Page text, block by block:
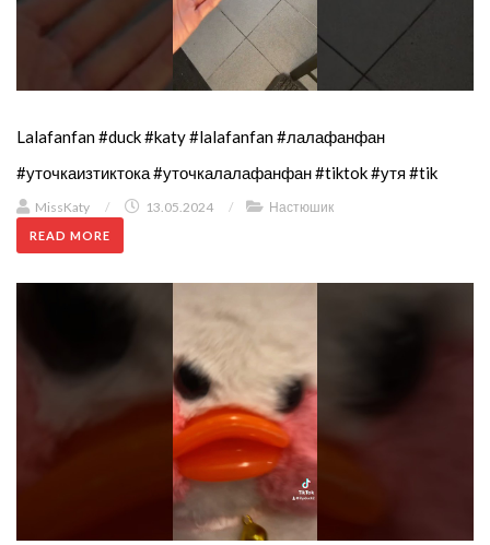
Lalafanfan #duck #katy #lalafanfan #лалафанфан
#уточкаизтиктока #уточкалалафанфан #tiktok #утя #tik
MissKaty / 13.05.2024 / Настюшик
READ MORE